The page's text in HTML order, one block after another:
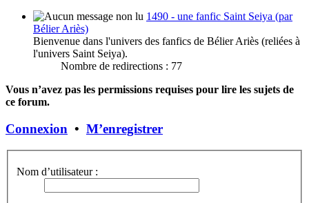
1490 - une fanfic Saint Seiya (par
Bélier Ariès)
Bienvenue dans l'univers des fanfics de Bélier Ariès (reliées à
l'univers Saint Seiya).
Nombre de redirections : 77
Vous n’avez pas les permissions requises pour lire les sujets de
ce forum.
Connexion • M’enregistrer
Nom d’utilisateur :